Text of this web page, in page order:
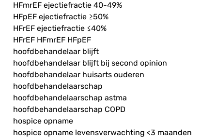
HFmrEF ejectiefractie 40-49%
HFpEF ejectiefractie ≥50%
HFrEF ejectiefractie ≤40%
HFrEF HFmrEF HFpEF
hoofdbehandelaar blijft
hoofdbehandelaar blijft bij second opinion
hoofdbehandelaar huisarts ouderen
hoofdbehandelaarschap
hoofdbehandelaarschap astma
hoofdbehandelaarschap COPD
hospice opname
hospice opname levensverwachting <3 maanden